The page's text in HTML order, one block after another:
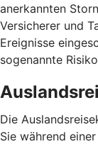
anerkannten
Versicherer und
Ereignisse
sogenannte
Die
Sie während